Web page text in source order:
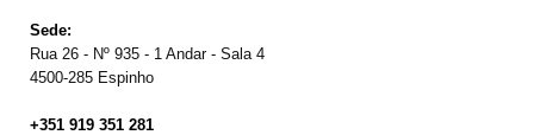
Sede:
Rua 26 - Nº 935 - 1 Andar - Sala 4
4500-285 Espinho
+351 919 351 281